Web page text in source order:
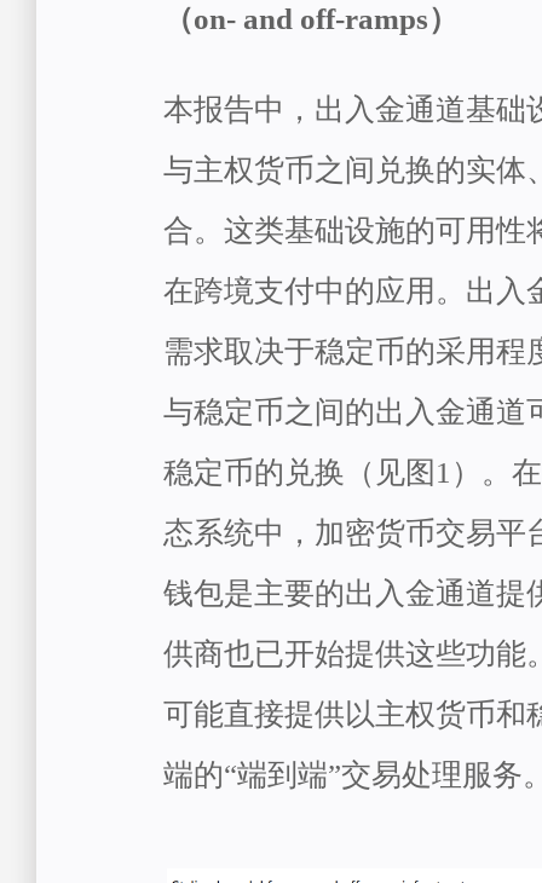
（on- and off-ramps）
本报告中，出入金通道基础
与主权货币之间兑换的实体
合。这类基础设施的可用性
在跨境支付中的应用。出入
需求取决于稳定币的采用程
与稳定币之间的出入金通道
稳定币的兑换（见图1）。
态系统中，加密货币交易平
钱包是主要的出入金通道提
供商也已开始提供这些功能
可能直接提供以主权货币和
端的“端到端”交易处理服务